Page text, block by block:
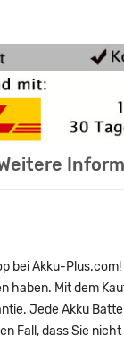
bei Akku-
haben. Mit dem
Jede Akku
Fall, dass Sie